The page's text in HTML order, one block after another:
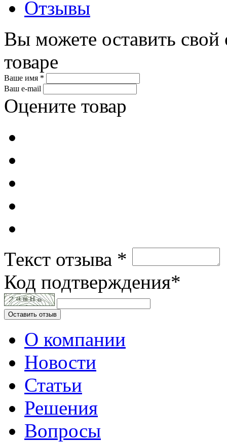
Отзывы
Вы можете оставить свой
товаре
Ваше имя *
Ваш e-mail
Оцените товар
Текст отзыва *
Код подтверждения*
Оставить отзыв
О компании
Новости
Статьи
Решения
Вопросы